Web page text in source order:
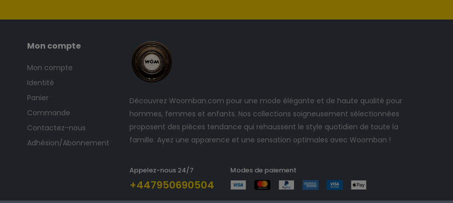
Mon compte
Mon compte
Identité
Panier
Commande
Contactez-nous
Adhésion/Abonnement
Découvrez Woomban.com pour une mode élégante et de haute qualité pour
hommes, femmes et enfants. Nos collections soigneusement sélectionnées
proposent des pièces tendance qui rehaussent le style quotidien de toute la
famille. Ayez une apparence et une sensation optimales avec Woomban !
Appelez-nous 24/7
+447950690504
Modes de paiement